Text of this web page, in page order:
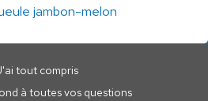
jambon-melon
à toutes vos questions